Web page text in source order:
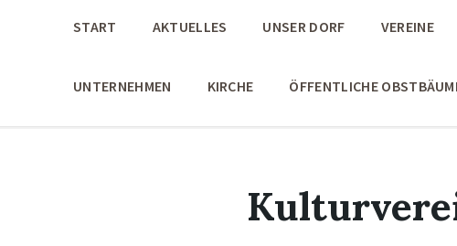
START AKTUELLES UNSER DORF VEREINE
UNTERNEHMEN KIRCHE ÖFFENTLICHE